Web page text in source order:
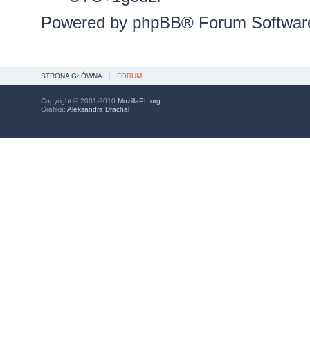
Powered by phpBB® Forum
STRONA GŁÓWNA FORUM
Copyright © 2001-2010 MozillaPL.org
Grafika: Aleksandra Drachal